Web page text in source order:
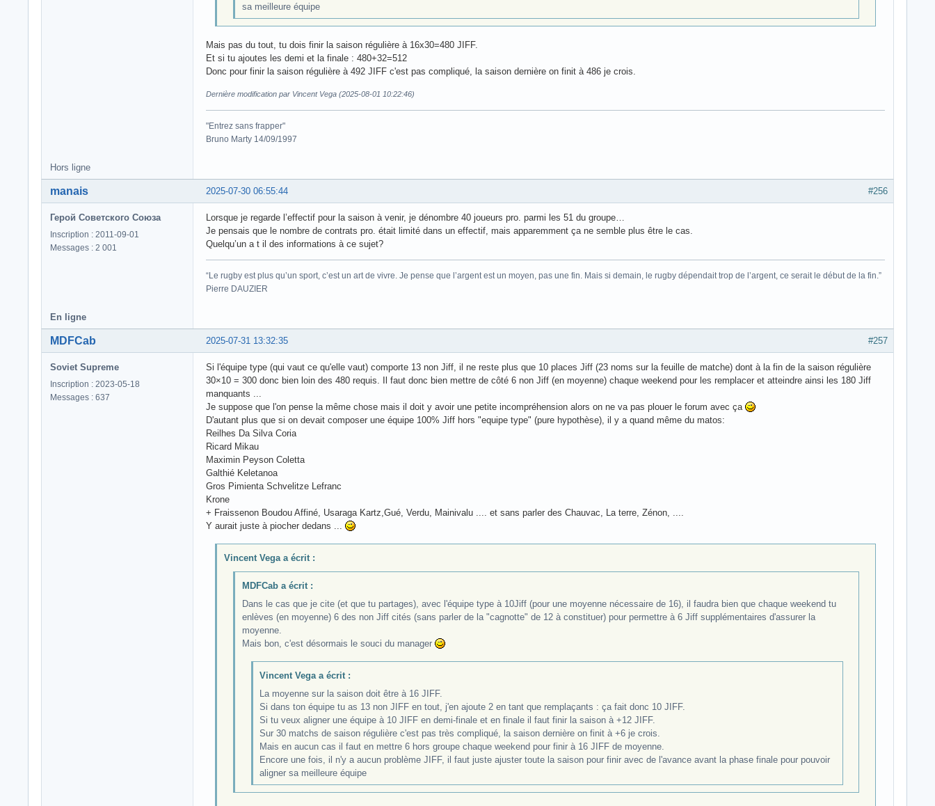
sa meilleure équipe
Mais pas du tout, tu dois finir la saison régulière à 16x30=480 JIFF.
Et si tu ajoutes les demi et la finale : 480+32=512
Donc pour finir la saison régulière à 492 JIFF c'est pas compliqué, la saison dernière on finit à 486 je crois.
Dernière modification par Vincent Vega (2025-08-01 10:22:46)
"Entrez sans frapper"
Bruno Marty 14/09/1997
Hors ligne
#256
2025-07-30 06:55:44
manais
Герой Советского Союза
Inscription : 2011-09-01
Messages : 2 001
Lorsque je regarde l’effectif pour la saison à venir, je dénombre 40 joueurs pro. parmi les 51 du groupe…
Je pensais que le nombre de contrats pro. était limité dans un effectif, mais apparemment ça ne semble plus être le cas.
Quelqu’un a t il des informations à ce sujet?
“Le rugby est plus qu’un sport, c’est un art de vivre. Je pense que l’argent est un moyen, pas une fin. Mais si demain, le rugby dépendait trop de l’argent, ce serait le début de la fin.”
Pierre DAUZIER
En ligne
#257
2025-07-31 13:32:35
MDFCab
Soviet Supreme
Inscription : 2023-05-18
Messages : 637
Si l'équipe type (qui vaut ce qu'elle vaut) comporte 13 non Jiff, il ne reste plus que 10 places Jiff (23 noms sur la feuille de matche) dont à la fin de la saison régulière
30×10 = 300 donc bien loin des 480 requis. Il faut donc bien mettre de côté 6 non Jiff (en moyenne) chaque weekend pour les remplacer et atteindre ainsi les 180 Jiff
manquants ...
Je suppose que l'on pense la même chose mais il doit y avoir une petite incompréhension alors on ne va pas plouer le forum avec ça
D'autant plus que si on devait composer une équipe 100% Jiff hors "equipe type" (pure hypothèse), il y a quand même du matos:
Reilhes Da Silva Coria
Ricard Mikau
Maximin Peyson Coletta
Galthié Keletanoa
Gros Pimienta Schvelitze Lefranc
Krone
+ Fraissenon Boudou Affiné, Usaraga Kartz,Gué, Verdu, Mainivalu .... et sans parler des Chauvac, La terre, Zénon, ....
Y aurait juste à piocher dedans ...
Vincent Vega a écrit :
MDFCab a écrit :
Dans le cas que je cite (et que tu partages), avec l'équipe type à 10Jiff (pour une moyenne nécessaire de 16), il faudra bien que chaque weekend tu
enlèves (en moyenne) 6 des non Jiff cités (sans parler de la "cagnotte" de 12 à constituer) pour permettre à 6 Jiff supplémentaires d'assurer la
moyenne.
Mais bon, c'est désormais le souci du manager
Vincent Vega a écrit :
La moyenne sur la saison doit être à 16 JIFF.
Si dans ton équipe tu as 13 non JIFF en tout, j'en ajoute 2 en tant que remplaçants : ça fait donc 10 JIFF.
Si tu veux aligner une équipe à 10 JIFF en demi-finale et en finale il faut finir la saison à +12 JIFF.
Sur 30 matchs de saison régulière c'est pas très compliqué, la saison dernière on finit à +6 je crois.
Mais en aucun cas il faut en mettre 6 hors groupe chaque weekend pour finir à 16 JIFF de moyenne.
Encore une fois, il n'y a aucun problème JIFF, il faut juste ajuster toute la saison pour finir avec de l'avance avant la phase finale pour pouvoir
aligner sa meilleure équipe